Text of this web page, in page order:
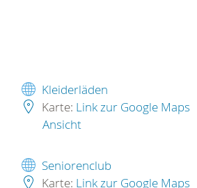
Kleiderläden
Karte: Link zur Google Maps
Ansicht
Seniorenclub
Karte: Link zur Google Maps